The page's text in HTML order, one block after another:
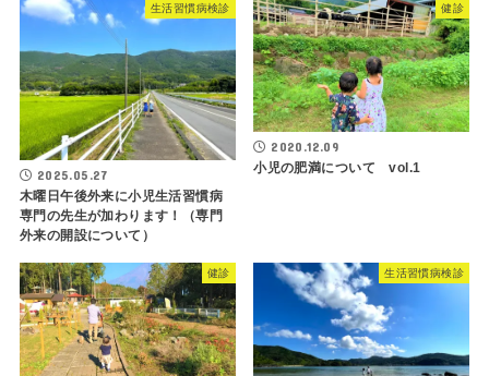
生活習慣病検診
2025.05.27
木曜日午後外来に小児生活習慣病
専門の先生が加わります！（専門
外来の開設について）
健診
2020.12.09
小児の肥満について vol.1
健診 生活習慣病検診